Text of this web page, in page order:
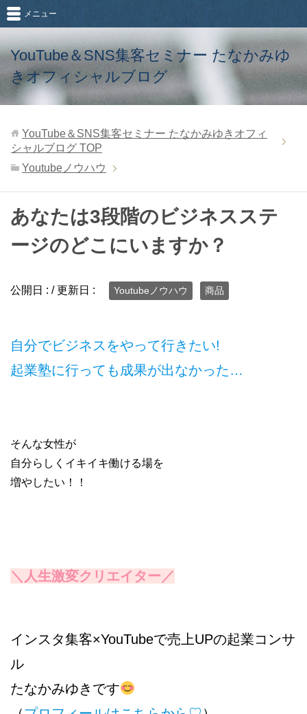
YouTube＆SNS集客セミナー たなかみゆ
きオフィシャルブログ
メニュー
YouTube＆SNS集客セミナー たなかみゆきオフィ
シャルブログ TOP
Youtubeノウハウ
あなたは3段階のビジネスステ
ージのどこにいますか？
公開日 : / 更新日 : Youtubeノウハウ 商品
自分でビジネスをやって行きたい!
起業塾に行っても成果が出なかった…
そんな女性が
自分らしくイキイキ働ける場を
増やしたい！！
＼人生激変クリエイター／
インスタ集客×YouTubeで売上UPの起業コンサ
ル
たなかみゆきです